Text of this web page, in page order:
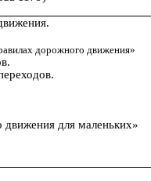
дорожного движения»
для маленьких»